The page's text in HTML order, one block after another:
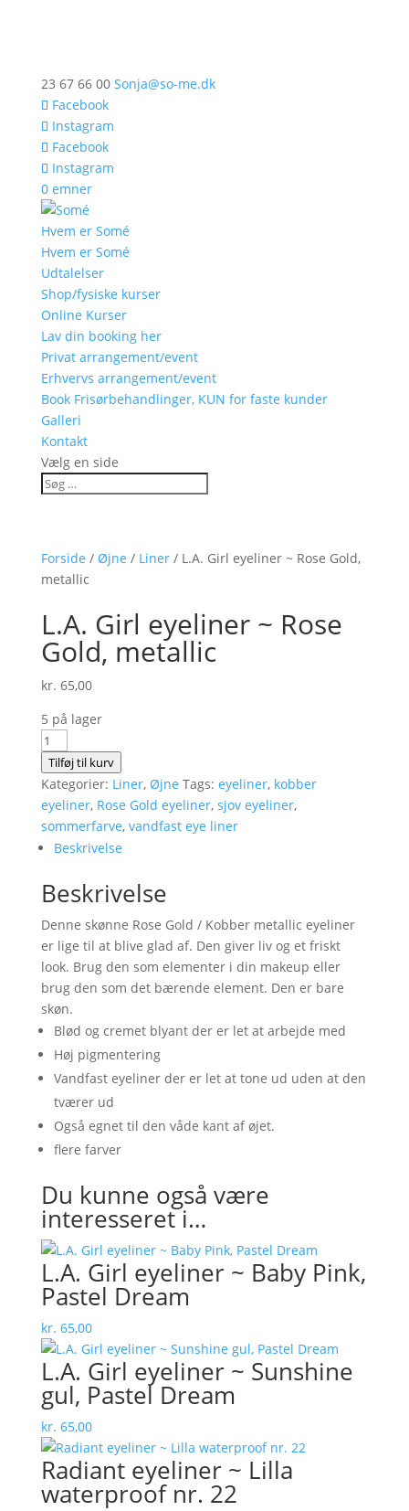
23 67 66 00 Sonja@so-me.dk
Facebook
Instagram
Facebook
Instagram
0 emner
Hvem er Somé
Hvem er Somé
Udtalelser
Shop/fysiske kurser
Online Kurser
Lav din booking her
Privat arrangement/event
Erhvervs arrangement/event
Book Frisørbehandlinger, KUN for faste kunder
Galleri
Kontakt
Vælg en side
Forside / Øjne / Liner/ L.A. Girl eyeliner ~ Rose Gold,
metallic
L.A. Girl eyeliner ~ Rose
Gold, metallic
kr. 65,00
5 på lager
L.A.
Girl
eyeliner
~
Rose
Gold,
antal
Tilføj til kurv
Kategorier: Liner, Øjne Tags: eyeliner, kobber
eyeliner, Rose Gold eyeliner, sjov eyeliner,
sommerfarve, vandfast eye liner
Beskrivelse
Beskrivelse
Denne skønne Rose Gold / Kobber metallic eyeliner
er lige til at blive glad af. Den giver liv og et friskt
look. Brug den som elementer i din makeup eller
brug den som det bærende element. Den er bare
skøn.
Blød og cremet blyant der er let at arbejde med
Høj pigmentering
Vandfast eyeliner der er let at tone ud uden at den
tværer ud
Også egnet til den våde kant af øjet.
flere farver
Du kunne også være
interesseret i…
L.A. Girl eyeliner ~ Baby Pink,
Pastel Dream
kr. 65,00
L.A. Girl eyeliner ~ Sunshine
gul, Pastel Dream
kr. 65,00
Radiant eyeliner ~ Lilla
waterproof nr. 22